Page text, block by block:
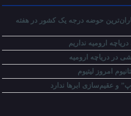
حوضه‌ درجه یک کشور در هفته
ارومیه نداریم
در دریاچه ارومیه
امروز لیتیوم
و عقیم‌سازی ابرها ندارد